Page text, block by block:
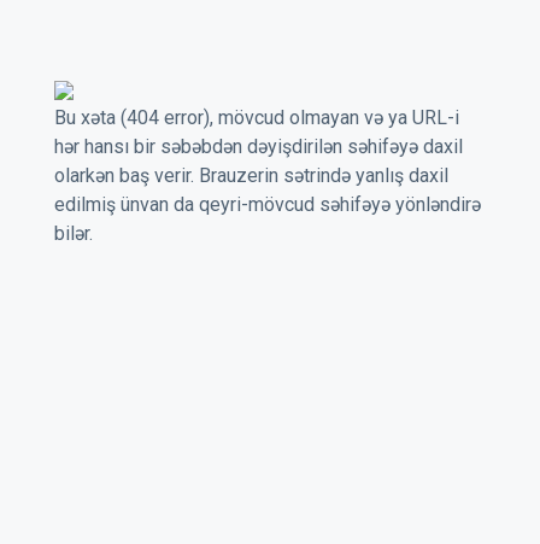
Bu xəta (404 error), mövcud olmayan və ya URL-i
hər hansı bir səbəbdən dəyişdirilən səhifəyə daxil
olarkən baş verir. Brauzerin sətrində yanlış daxil
edilmiş ünvan da qeyri-mövcud səhifəyə yönləndirə
bilər.